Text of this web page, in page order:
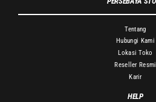
Tentang
Hubungi Kami
Lokasi Toko
Reseller Resmi
Karir
HELP